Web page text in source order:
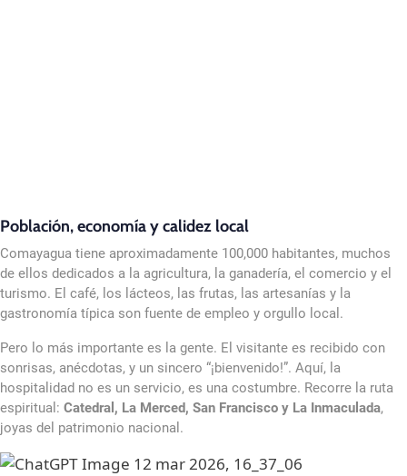
Población, economía y calidez local
Comayagua tiene aproximadamente 100,000 habitantes, muchos
de ellos dedicados a la agricultura, la ganadería, el comercio y el
turismo. El café, los lácteos, las frutas, las artesanías y la
gastronomía típica son fuente de empleo y orgullo local.
Pero lo más importante es la gente. El visitante es recibido con
sonrisas, anécdotas, y un sincero “¡bienvenido!”. Aquí, la
hospitalidad no es un servicio, es una costumbre. Recorre la ruta
espiritual: Catedral, La Merced, San Francisco y La Inmaculada,
joyas del patrimonio nacional.